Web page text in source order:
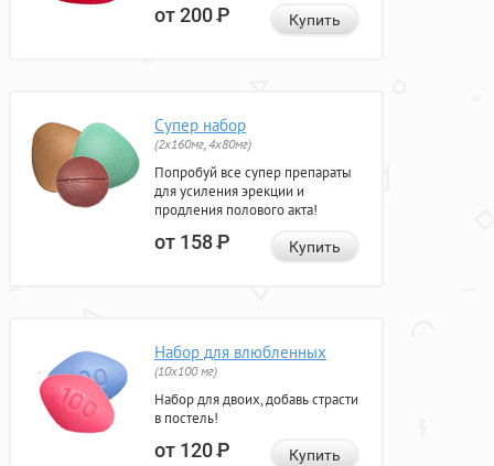
от 200Р Купить
Супер набор
(2х160мг, 4х80мг)
Попробуй все супер препараты
для усиления эрекции и
продления полового акта!
от 158Р Купить
Набор для влюбленных
(10х100 мг)
Набор для двоих, добавь страсти
в постель!
от 120Р Купить